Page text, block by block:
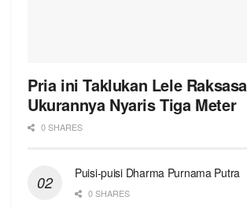
Pria ini Taklukan Lele Raksasa
Ukurannya Nyaris Tiga Meter
0 SHARES
Puisi-puisi Dharma Purnama Putra
0 SHARES